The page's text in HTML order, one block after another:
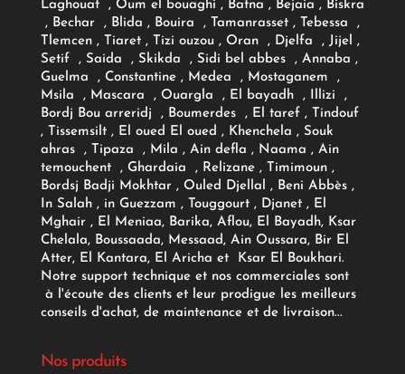
Laghouat , Oum el bouaghi , Batna , Bejaia , Biskra
, Bechar , Blida , Bouira , Tamanrasset , Tebessa ,
Tlemcen , Tiaret , Tizi ouzou , Oran , Djelfa , Jijel ,
Setif , Saida , Skikda , Sidi bel abbes , Annaba ,
Guelma , Constantine , Medea , Mostaganem ,
Msila , Mascara , Ouargla , El bayadh , Illizi ,
Bordj Bou arreridj , Boumerdes , El taref , Tindouf
, Tissemsilt , El oued El oued , Khenchela , Souk
ahras , Tipaza , Mila , Ain defla , Naama , Ain
temouchent , Ghardaia , Relizane , Timimoun ,
Bordsj Badji Mokhtar , Ouled Djellal , Beni Abbès ,
In Salah , in Guezzam , Touggourt , Djanet , El
Mghair , El Meniaa, Barika, Aflou, El Bayadh, Ksar
Chelala, Boussaada, Messaad, Ain Oussara, Bir El
Atter, El Kantara, El Aricha et Ksar El Boukhari.
Notre support technique et nos commerciales sont
à l'écoute des clients et leur prodigue les meilleurs
conseils d'achat, de maintenance et de livraison...
Nos produits